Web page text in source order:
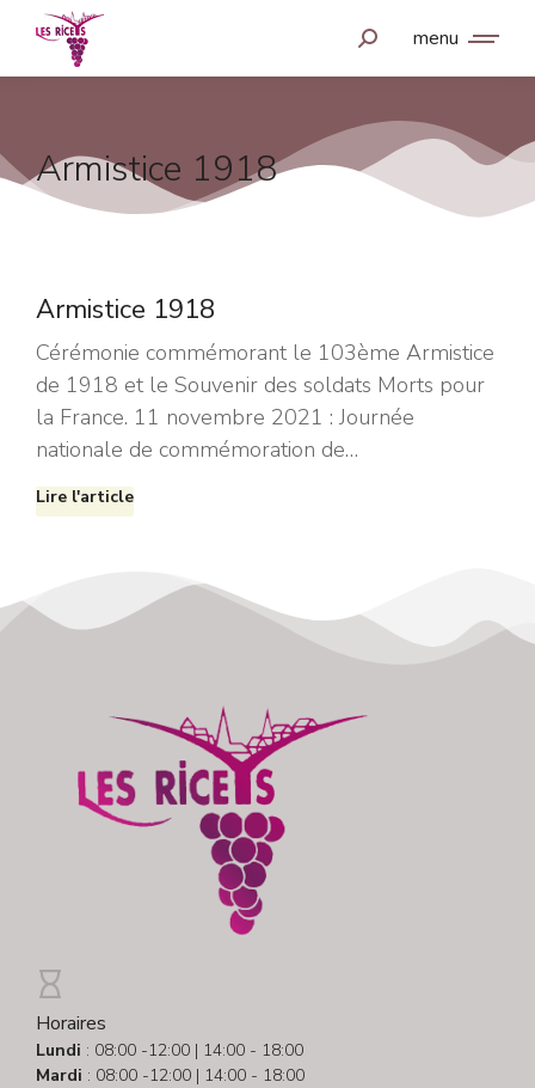
menu
Armistice 1918
Armistice 1918
Cérémonie commémorant le 103ème Armistice
de 1918 et le Souvenir des soldats Morts pour
la France. 11 novembre 2021 : Journée
nationale de commémoration de…
Lire l'article
Horaires
Lundi : 08:00 -12:00 | 14:00 - 18:00
Mardi : 08:00 -12:00 | 14:00 - 18:00